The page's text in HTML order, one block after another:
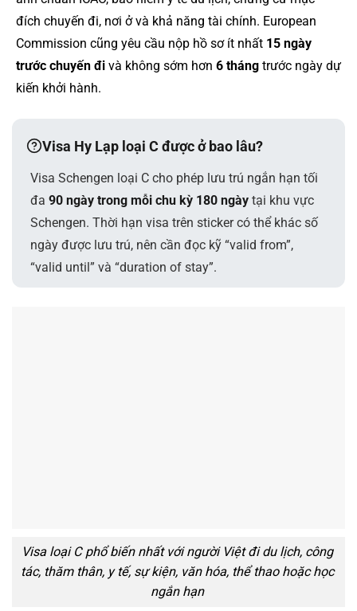
đích chuyến đi, nơi ở và khả năng tài chính. European
Commission cũng yêu cầu nộp hồ sơ ít nhất 15 ngày
trước chuyến đi và không sớm hơn 6 tháng trước ngày dự
kiến khởi hành.
Visa Hy Lạp loại C được ở bao lâu?
Visa Schengen loại C cho phép lưu trú ngắn hạn tối
đa 90 ngày trong mỗi chu kỳ 180 ngàytại khu vực
Schengen. Thời hạn visa trên sticker có thể khác số
ngày được lưu trú, nên cần đọc kỹ “valid from”,
“valid until” và “duration of stay”.
Visa loại C phổ biến nhất với người Việt đi du lịch, công
tác, thăm thân, y tế, sự kiện, văn hóa, thể thao hoặc học
ngắn hạn